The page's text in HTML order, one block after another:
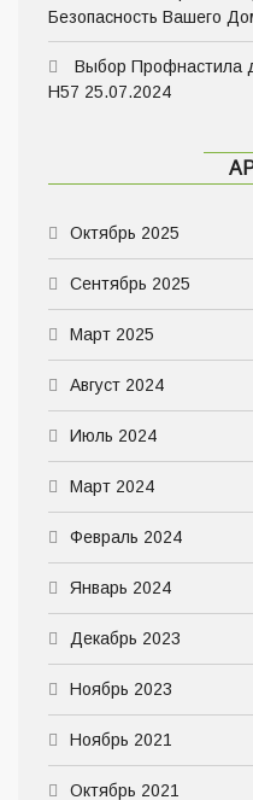
Безопасность Вашего
Выбор Профнастила
Н57 25.07.2024
Октябрь 2025
Сентябрь 2025
Март 2025
Август 2024
Июль 2024
Март 2024
Февраль 2024
Январь 2024
Декабрь 2023
Ноябрь 2023
Ноябрь 2021
Октябрь 2021